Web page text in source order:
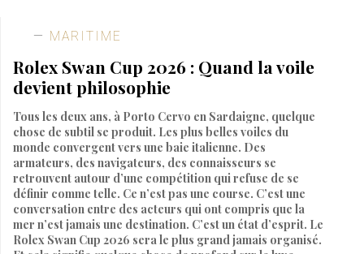
MARITIME
Rolex Swan Cup 2026 : Quand la voile
devient philosophie
Tous les deux ans, à Porto Cervo en Sardaigne, quelque
chose de subtil se produit. Les plus belles voiles du
monde convergent vers une baie italienne. Des
armateurs, des navigateurs, des connaisseurs se
retrouvent autour d’une compétition qui refuse de se
définir comme telle. Ce n’est pas une course. C’est une
conversation entre des acteurs qui ont compris que la
mer n’est jamais une destination. C’est un état d’esprit. Le
Rolex Swan Cup 2026 sera le plus grand jamais organisé.